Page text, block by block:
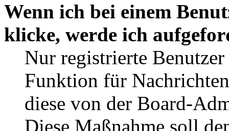
Wenn ich bei einem
klicke, werde ich
Nur registrierte
Funktion für
diese von der Board-
Diese Maßnahme soll